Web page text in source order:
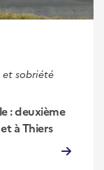
sobriété
: deuxième
à Thiers